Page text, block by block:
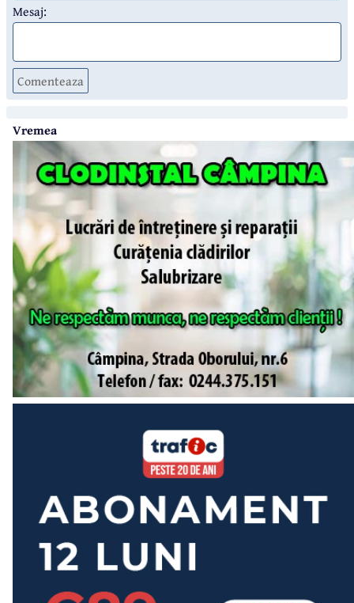
Mesaj:
Comenteaza
Vremea